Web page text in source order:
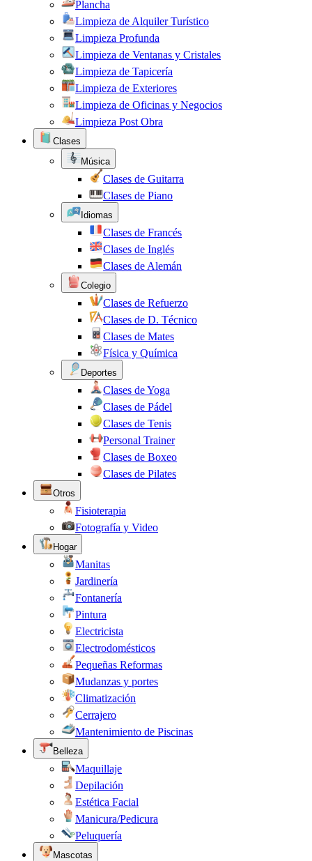
Plancha
Limpieza de Alquiler Turístico
Limpieza Profunda
Limpieza de Ventanas y Cristales
Limpieza de Tapicería
Limpieza de Exteriores
Limpieza de Oficinas y Negocios
Limpieza Post Obra
Clases
Música
Clases de Guitarra
Clases de Piano
Idiomas
Clases de Francés
Clases de Inglés
Clases de Alemán
Colegio
Clases de Refuerzo
Clases de D. Técnico
Clases de Mates
Física y Química
Deportes
Clases de Yoga
Clases de Pádel
Clases de Tenis
Personal Trainer
Clases de Boxeo
Clases de Pilates
Otros
Fisioterapia
Fotografía y Video
Hogar
Manitas
Jardinería
Fontanería
Pintura
Electricista
Electrodomésticos
Pequeñas Reformas
Mudanzas y portes
Climatización
Cerrajero
Mantenimiento de Piscinas
Belleza
Maquillaje
Depilación
Estética Facial
Manicura/Pedicura
Peluquería
Mascotas